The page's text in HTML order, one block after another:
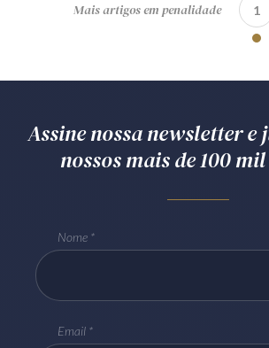
Mais artigos em penalidade 1
Assine nossa newsletter e
nossos mais de 100
Nome
Email